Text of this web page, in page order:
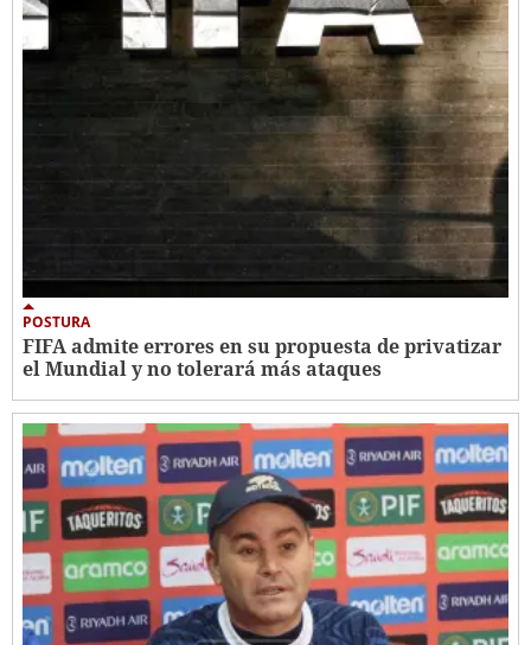
POSTURA
FIFA admite errores en su propuesta de privatizar
el Mundial y no tolerará más ataques